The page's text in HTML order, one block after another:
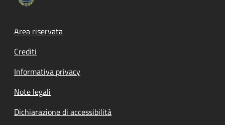
Footer menu
Area riservata
Crediti
Informativa privacy
Note legali
Dichiarazione di accessibilità